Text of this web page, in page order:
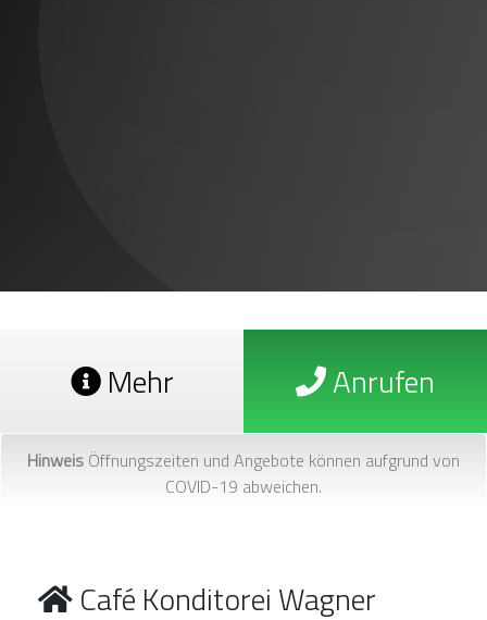
Mehr Anrufen
Hinweis Öffnungszeiten und Angebote können aufgrund von
COVID-19 abweichen.
Café Konditorei Wagner